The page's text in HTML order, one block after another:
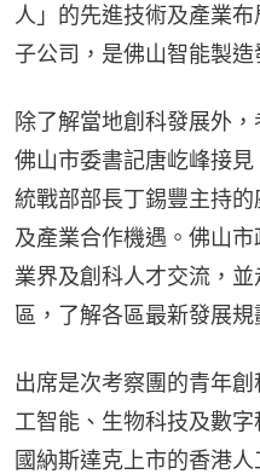
人」的先進技術及產業
子公司，是佛山智能製造
除了解當地創科發展外
佛山市委書記唐屹峰接
統戰部部長丁錫豐主持
及產業合作機遇。佛山
業界及創科人才交流，
區，了解各區最新發展規
出席是次考察團的青年
工智能、生物科技及數
國納斯達克上市的香港